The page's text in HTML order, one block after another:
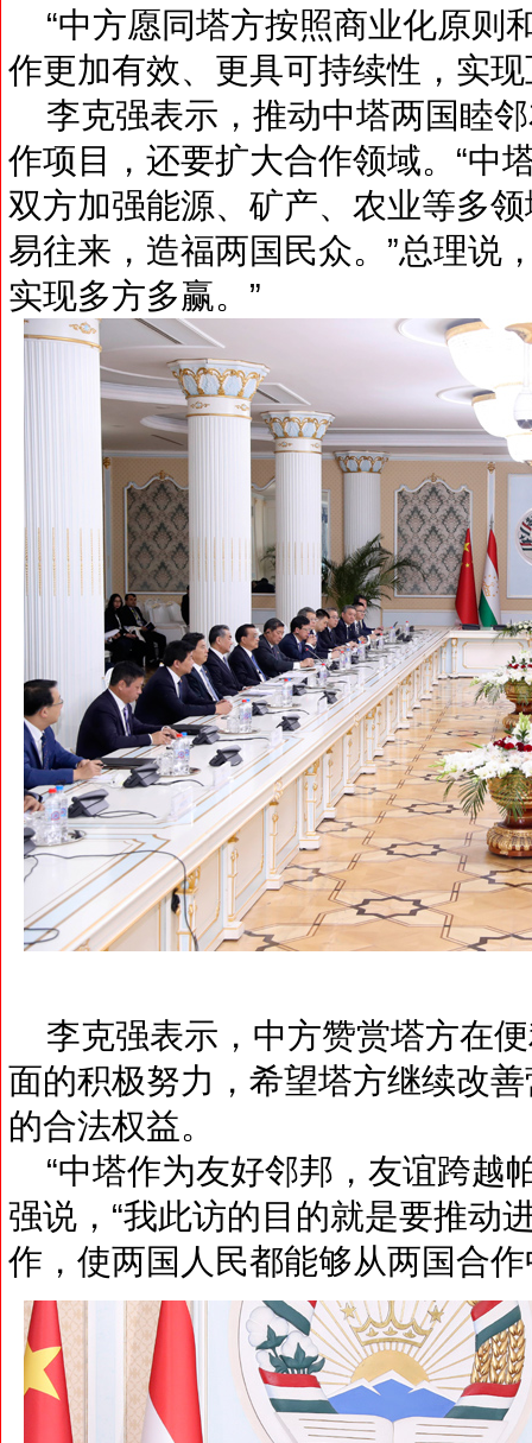
“中方愿同塔方按照商业化原则
作更加有效、更具可持续性，实
李克强表示，推动中塔两国睦
作项目，还要扩大合作领域。“中
双方加强能源、矿产、农业等多
易往来，造福两国民众。”总理说
实现多方多赢。”
李克强表示，中方赞赏塔方在
面的积极努力，希望塔方继续改
的合法权益。
“中塔作为友好邻邦，友谊跨越
强说，“我此访的目的就是要推动
作，使两国人民都能够从两国合